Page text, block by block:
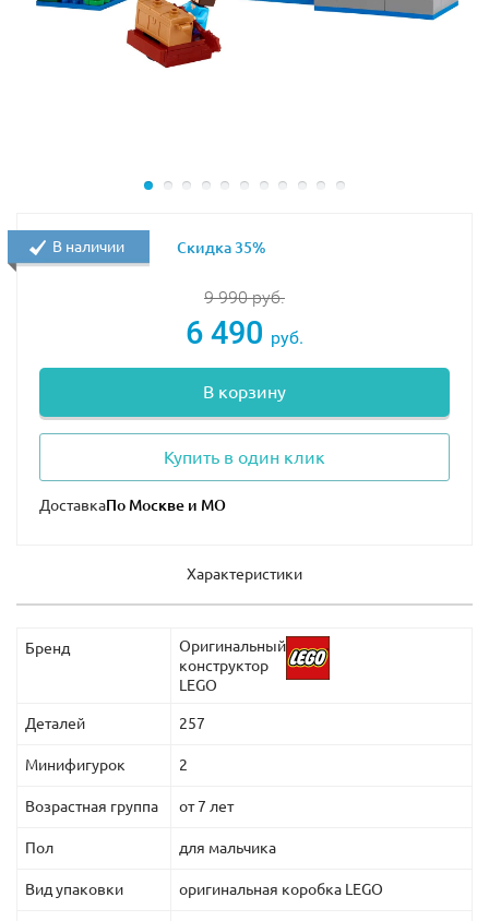
9 990руб.
6 490 руб.
В корзину
Купить в один клик
Доставка
В наличии Скидка 35%
Характеристики
Бренд
Оригинальный
конструктор
LEGO
Деталей 257
Минифигурок 2
Возрастная группа от 7 лет
Пол для мальчика
Вид упаковки оригинальная коробка LEGO